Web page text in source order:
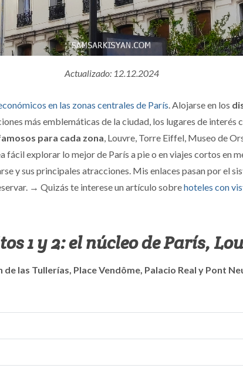
Actualizado: 12.12.2024
en las zonas centrales de París. Alojarse en los
más emblemáticas de la ciudad, los lugares de
para cada zona, Louvre, Torre Eiffel, Museo de
fácil explorar lo mejor de París a pie o en viajes cortos en
y sus principales atracciones. Mis enlaces pasan por el
→ Quizás te interese un artículo sobrehoteles con
1 y 2: el núcleo de París,
las Tullerías, Place Vendôme, Palacio Real y Pont